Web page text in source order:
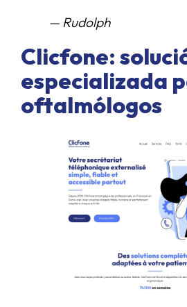
— Rudolph
Clicfone:
especializada
oftalmólogos